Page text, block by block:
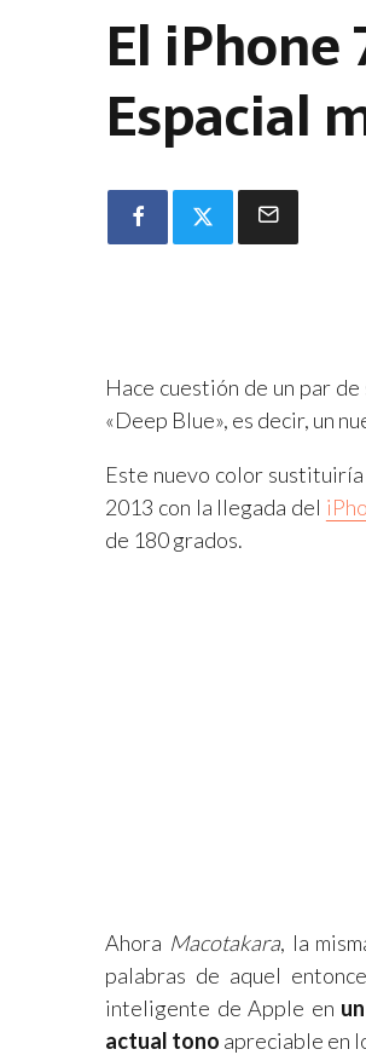
El iPhone
Espacial
Hace cuestión de un par de
«Deep Blue», es decir, un
Este nuevo color sustituiría
2013 con la llegada del
de 180 grados.
Ahora Macotakara, la
palabras de aquel
inteligente de Apple en
actual tono apreciable en